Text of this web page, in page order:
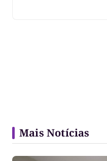
Mais Notícias